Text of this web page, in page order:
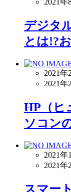
2021年
デジタ
とは!?
2021年
2021年
HP（ヒ
ソコン
2021年
2021年
スマー